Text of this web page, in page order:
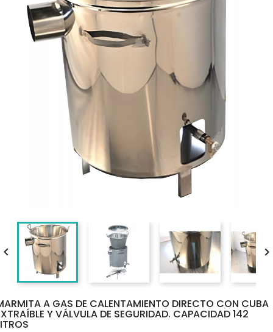
A GAS DE CALENTAMIENTO DIRECTO CON CUBA
Y VÁLVULA DE SEGURIDAD. CAPACIDAD 142